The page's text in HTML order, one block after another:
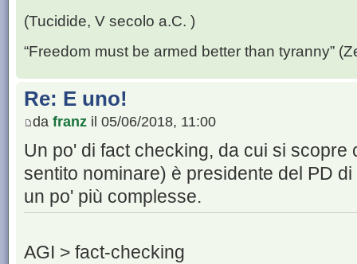
(Tucidide, V secolo a.C. )
“Freedom must be armed better than tyranny”
Re: E uno!
da franz il 05/06/2018, 11:00
Un po' di fact checking, da cui si
sentito nominare) è presidente del PD
un po' più complesse.
AGI > fact-checking